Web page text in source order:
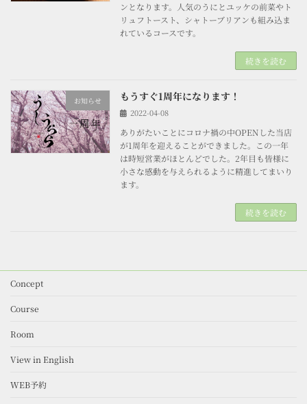
ンとなります。人気のうにとユッケの前菜やト
リュフトースト、シャトーブリアンも組み込ま
れているコースです。
続きを読む
お知らせ もうすぐ1周年になります！
2022-04-08
ありがたいことにコロナ禍の中OPENした当店
が1周年を迎えることができました。この一年
は時短営業がほとんどでした。2年目も皆様に
小さな感動を与えられるように精進してまいり
ます。
続きを読む
Concept
Course
Room
View in English
WEB予約